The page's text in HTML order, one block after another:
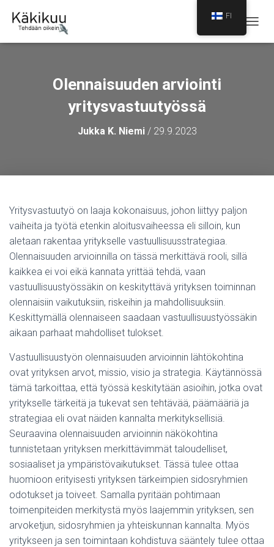
A
Olennaisuuden arviointi
yritysvastuutyössä
Jukka K. Niemi/ 29.9.2023
Yritysvastuutyö on laaja kokonaisuus, johon liittyy paljon
vaiheita ja työtä etenkin aloitusvaiheessa eli silloin, kun
aletaan rakentaa yritykselle vastuullisuusstrategiaa.
Olennaisuuden arvioinnilla on tässä merkittävä rooli, sillä
kaikkea ei voi eikä kannata yrittää tehdä, vaan
vastuullisuustyössäkin on keskityttävä yrityksen toiminnan
olennaisiin vaikutuksiin, riskeihin ja mahdollisuuksiin.
Keskittymällä olennaiseen saadaan vastuullisuustyössäkin
aikaan parhaat mahdolliset tulokset.
Vastuullisuustyön olennaisuuden arvioinnin lähtökohtina
ovat yrityksen arvot, missio, visio ja strategia. Käytännössä
tämä tarkoittaa, että työssä keskitytään asioihin, jotka ovat
yritykselle tärkeitä ja tukevat sen tehtävää, päämääriä ja
strategiaa eli ovat näiden kannalta merkityksellisiä.
Seuraavina olennaisuuden arvioinnin näkökohtina
tunnistetaan yrityksen merkittävimmät taloudelliset,
sosiaaliset ja ympäristövaikutukset. Tässä tulee ottaa
huomioon erityisesti yrityksen tärkeimpien sidosryhmien
odotukset ja toiveet. Samalla pyritään pohtimaan
toimenpiteiden merkitystä myös laajemmin yrityksen, sen
arvoketjun, sidosryhmien ja yhteiskunnan kannalta. Myös
yritykseen ja sen toimintaan kohdistuva sääntely tulee ottaa
FI